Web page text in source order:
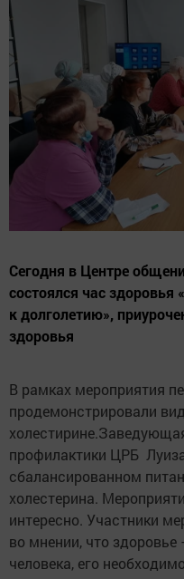
Сегодня в Центре
состоялся час
к долголетию»,
здоровья
В рамках мероприятия
продемонстрировали
профилактики ЦРБ
сбалансированном
холестерина.
интересно. Участники
во мнении, что
человека, его